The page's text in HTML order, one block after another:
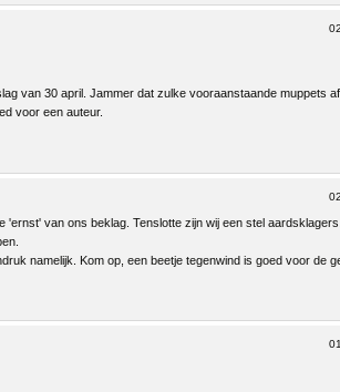
van 30 april. Jammer dat zulke vooraanstaande muppets
voor een auteur.
van ons beklag. Tenslotte zijn wij een stel
namelijk. Kom op, een beetje tegenwind is goed voor de